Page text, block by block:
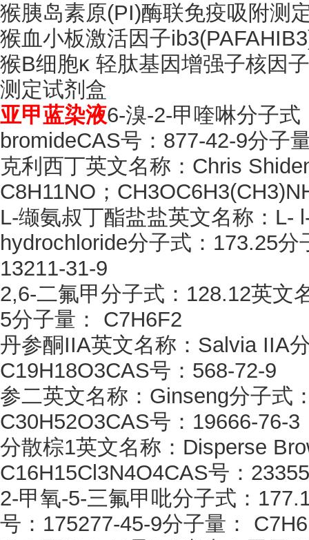
猴胰岛素原(PI)酶联免疫吸附测
猴血小板激活因子
猴B细胞κ 轻肽基因增强子核因
测定试剂盒
亚甲蓝染液6-溴-2-甲喹啉分子
bromideCAS号：877-42-9分子
克利西丁英文名称： Chris
C8H11NO；
L-缬氨叔丁酯盐盐英文名称：L-
hydrochloride分子式：173.25
13211-31-9
2,6-二氟甲分子式：128.12英文
5分子量： C7H6F2
丹参酮IIA英文名称：Salvia IIA
C19H18O3CAS号：568-72-9
参二英文名称： Ginseng分子式
C30H52O3CAS号：19666-76-3
分散棕1英文名称：Disperse
C16H15Cl3N4O4CAS号：
2-甲氧-5-三氟甲吡分子式：
号：175277-45-9分子量：